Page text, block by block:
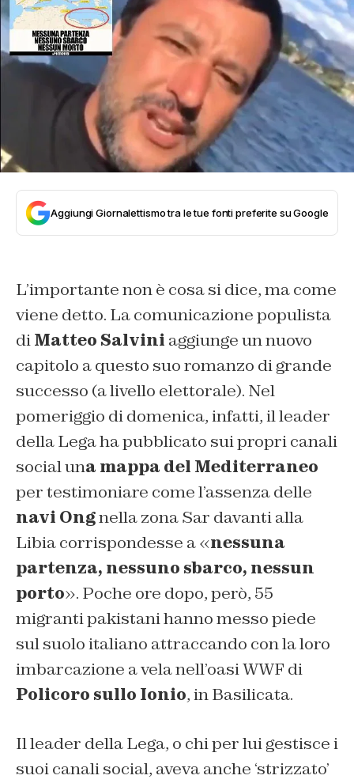
Aggiungi Giornalettismo tra le tue fonti preferite su Google
L’importante non è cosa si dice, ma come
viene detto. La comunicazione populista
diMatteo Salvini aggiunge un nuovo
capitolo a questo suo romanzo di grande
successo (a livello elettorale). Nel
pomeriggio di domenica, infatti, il leader
della Lega ha pubblicato sui propri canali
social una mappa del Mediterraneo
per testimoniare come l’assenza delle
navi Ongnella zona Sar davanti alla
Libia corrispondesse a «nessuna
partenza, nessuno sbarco, nessun
porto». Poche ore dopo, però, 55
migranti pakistani hanno messo piede
sul suolo italiano attraccando con la loro
imbarcazione a vela nell’oasi WWF di
Policoro sullo Ionio, in Basilicata.
Il leader della Lega, o chi per lui gestisce i
suoi canali social, aveva anche ‘strizzato’